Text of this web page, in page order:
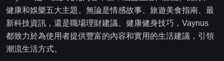
健康和娛樂五大主題。無論是情感故事、旅遊美食指南、最
新科技資訊，還是職場理財建議、健康健身技巧，Vaynus
都致力於為使用者提供豐富的內容和實用的生活建議，引領
潮流生活方式。